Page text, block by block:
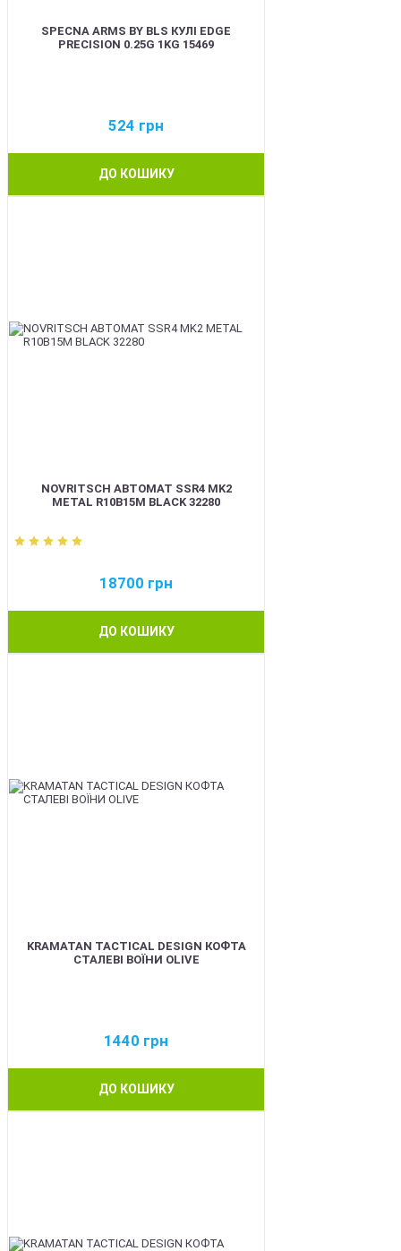
SPECNA ARMS BY BLS КУЛІ EDGE
PRECISION 0.25G 1KG 15469
524 грн
ДО КОШИКУ
NOVRITSCH АВТОМАТ SSR4 MK2
METAL R10B15M BLACK 32280
18700 грн
ДО КОШИКУ
KRAMATAN TACTICAL DESIGN КОФТА
СТАЛЕВІ ВОЇНИ OLIVE
1440 грн
ДО КОШИКУ